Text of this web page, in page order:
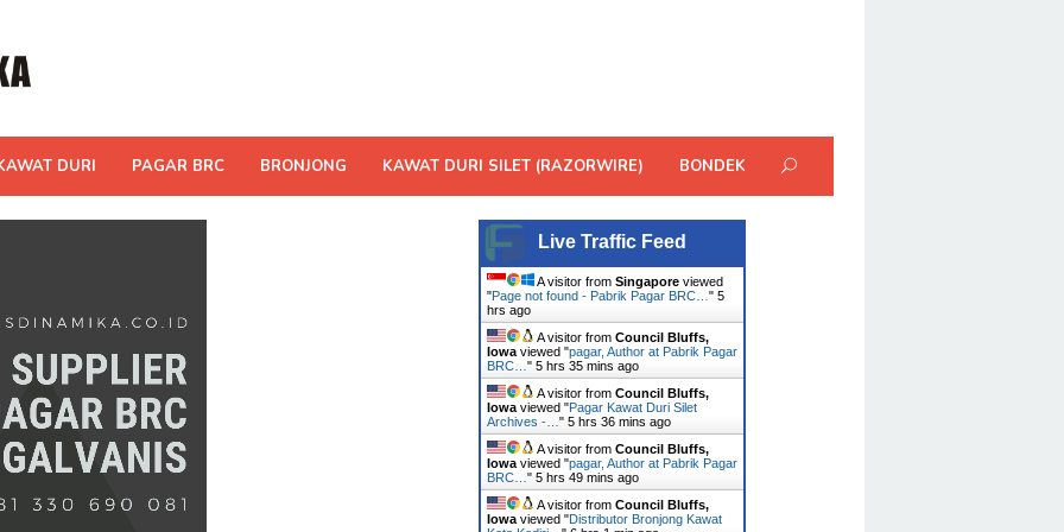
DURI PAGAR BRC BRONJONG KAWAT DURI SILET (RAZORWIRE) BONDEK
Live Traffic Feed
A visitor fromSingapore viewed
"Page not found - Pabrik Pagar BRC…"5
hrs ago
A visitor fromCouncil Bluffs,
Iowa viewed "pagar, Author at Pabrik Pagar
BRC…"5 hrs 35 mins ago
A visitor fromCouncil Bluffs,
Iowa viewed "Pagar Kawat Duri Silet
Archives -…"5 hrs 36 mins ago
A visitor fromCouncil Bluffs,
Iowa viewed "pagar, Author at Pabrik Pagar
BRC…"5 hrs 49 mins ago
A visitor fromCouncil Bluffs,
Iowa viewed "Distributor Bronjong Kawat